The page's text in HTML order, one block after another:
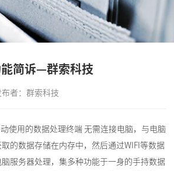
能简诉—群索科技
布者：群索科技
使用的数据处理终端 无需连接电脑，与电脑
的数据存储在内存中，然后通过WIFI等数据
服务器处理，集多种功能于一身的手持数据